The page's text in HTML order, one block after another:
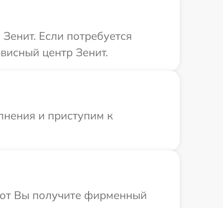
Если потребуется
центр Зенит.
и приступим к
Вы получите фирменный